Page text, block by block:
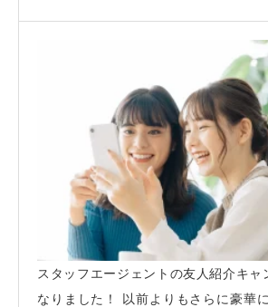
スタッフエージェントの友人紹介キャ
なりました！ 以前よりもさらに豪華